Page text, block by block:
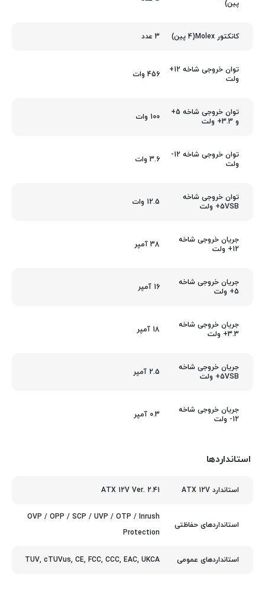
پین)
کانکتور Molex(4 پین) 3 عدد
توان خروجی شاخه 12+
ولت
456 وات
توان خروجی شاخه 5+
و 3.3+ ولت
100 وات
توان خروجی شاخه 12-
ولت
3.6 وات
توان خروجی شاخه
5VSB+ ولت
12.5 وات
جریان خروجی شاخه
12+ ولت
38 آمپر
جریان خروجی شاخه
5+ ولت
16 آمپر
جریان خروجی شاخه
3.3+ ولت
18 آمپر
جریان خروجی شاخه
5VSB+ ولت
2.5 آمپر
جریان خروجی شاخه
12- ولت
0.3 آمپر
استانداردها
استاندارد ATX 12V ATX 12V Ver. 2.41
استانداردهای حفاظتی
OVP / OPP / SCP / UVP / OTP / Inrush
Protection
استانداردهای عمومی TUV, cTUVus, CE, FCC, CCC, EAC, UKCA